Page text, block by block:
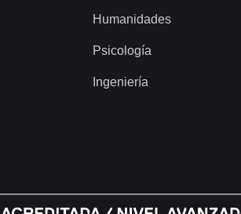
Humanidades
Psicología
Ingeniería